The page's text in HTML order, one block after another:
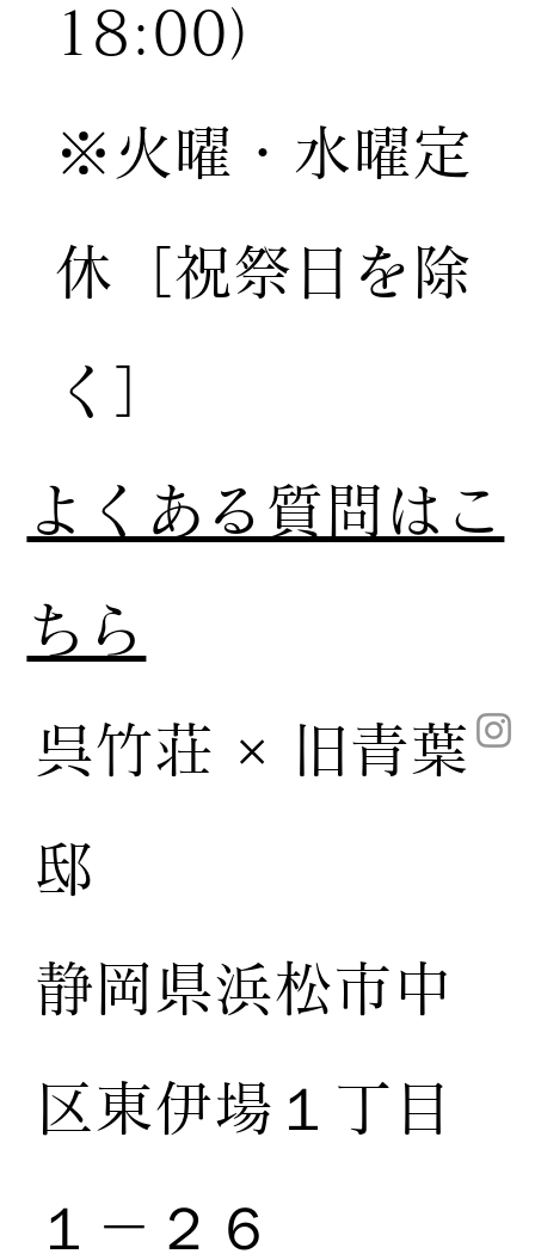
18:00）
※火曜・水曜定
休［祝祭日を除
く］
呉竹荘 × 旧青葉
邸
静岡県浜松市中
区東伊場１丁目
１－２６
​よくある質問はこ
ちら